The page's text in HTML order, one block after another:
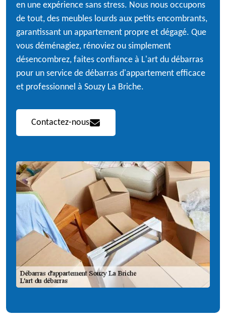
en une expérience sans stress. Nous nous occupons
de tout, des meubles lourds aux petits encombrants,
garantissant un appartement propre et dégagé. Que
vous déménagiez, rénoviez ou simplement
désencombrez, faites confiance à L'art du débarras
pour un service de débarras d'appartement efficace
et professionnel à Souzy La Briche.
Contactez-nous